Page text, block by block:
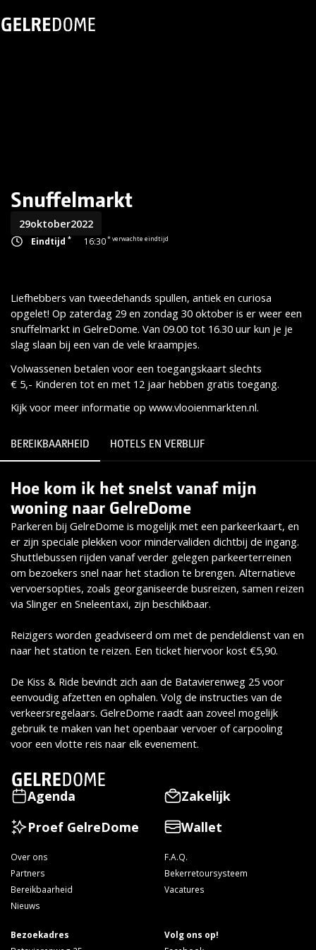
Snuffelmarkt
29oktober2022
Eindtijd* 16:30* verwachte eindtijd
Liefhebbers van tweedehands spullen, antiek en curiosa
opgelet! Op zaterdag 29 en zondag 30 oktober is er weer een
snuffelmarkt in GelreDome. Van 09.00 tot 16.30 uur kun je je
slag slaan bij een van de vele kraampjes.
Volwassenen betalen voor een toegangskaart slechts
€ 5,- Kinderen tot en met 12 jaar hebben gratis toegang.
Kijk voor meer informatie op www.vlooienmarkten.nl.
Lees meer
BEREIKBAARHEID HOTELS EN VERBLIJF
Hoe kom ik het snelst vanaf mijn
woning naar GelreDome
Parkeren bij GelreDome is mogelijk met een parkeerkaart, en
er zijn speciale plekken voor mindervaliden dichtbij de ingang.
Shuttlebussen rijden vanaf verder gelegen parkeerterreinen
om bezoekers snel naar het stadion te brengen. Alternatieve
vervoersopties, zoals georganiseerde busreizen, samen reizen
via Slinger en Sneleentaxi, zijn beschikbaar.
Reizigers worden geadviseerd om met de pendeldienst van en
naar het station te reizen. Een ticket hiervoor kost €5,90.
De Kiss & Ride bevindt zich aan de Batavierenweg 25 voor
eenvoudig afzetten en ophalen. Volg de instructies van de
verkeersregelaars. GelreDome raadt aan zoveel mogelijk
gebruik te maken van het openbaar vervoer of carpooling
voor een vlotte reis naar elk evenement.
Agenda
Zakelijk
Proef GelreDome
Wallet
Over ons
Partners
Bereikbaarheid
Nieuws
F.A.Q.
Bekerretoursysteem
Vacatures
Bezoekadres
Volg ons op!